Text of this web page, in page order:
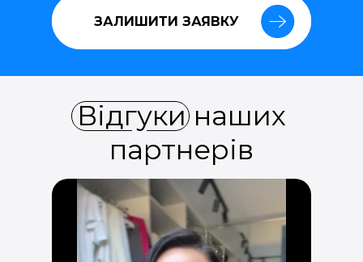
ЗАЛИШИТИ ЗАЯВКУ
ЗАЛИШИТИ ЗАЯВКУ
Відгуки наших
партнерів